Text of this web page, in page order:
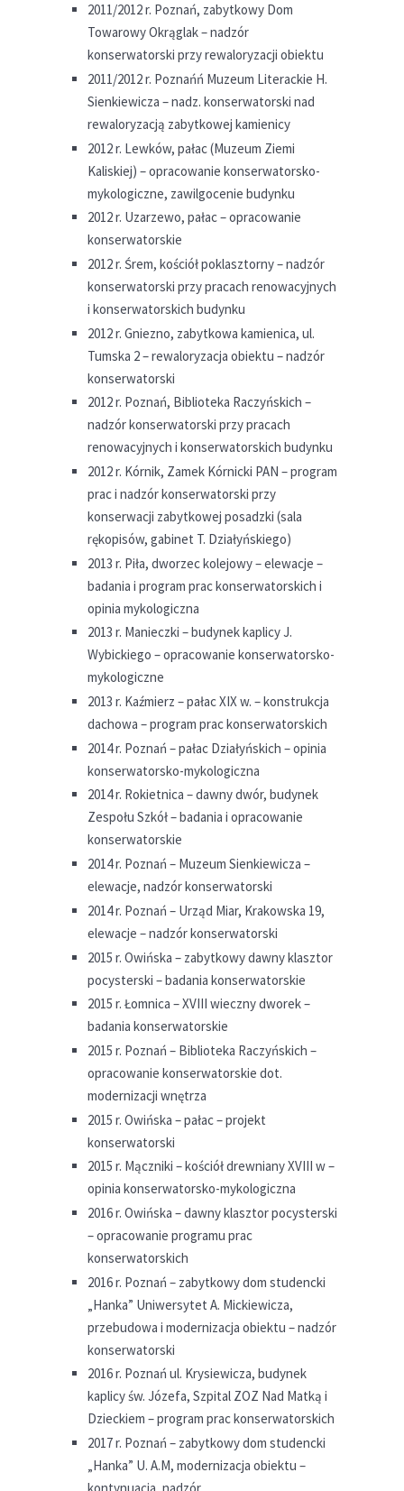
2011/2012 r. Poznań, zabytkowy Dom
Towarowy Okrąglak – nadzór
konserwatorski przy rewaloryzacji obiektu
2011/2012 r. Poznańń Muzeum Literackie H.
Sienkiewicza – nadz. konserwatorski nad
rewaloryzacją zabytkowej kamienicy
2012 r. Lewków, pałac (Muzeum Ziemi
Kaliskiej) – opracowanie konserwatorsko-
mykologiczne, zawilgocenie budynku
2012 r. Uzarzewo, pałac – opracowanie
konserwatorskie
2012 r. Śrem, kościół poklasztorny – nadzór
konserwatorski przy pracach renowacyjnych
i konserwatorskich budynku
2012 r. Gniezno, zabytkowa kamienica, ul.
Tumska 2 – rewaloryzacja obiektu – nadzór
konserwatorski
2012 r. Poznań, Biblioteka Raczyńskich –
nadzór konserwatorski przy pracach
renowacyjnych i konserwatorskich budynku
2012 r. Kórnik, Zamek Kórnicki PAN – program
prac i nadzór konserwatorski przy
konserwacji zabytkowej posadzki (sala
rękopisów, gabinet T. Działyńskiego)
2013 r. Piła, dworzec kolejowy – elewacje –
badania i program prac konserwatorskich i
opinia mykologiczna
2013 r. Manieczki – budynek kaplicy J.
Wybickiego – opracowanie konserwatorsko-
mykologiczne
2013 r. Kaźmierz – pałac XIX w. – konstrukcja
dachowa – program prac konserwatorskich
2014 r. Poznań – pałac Działyńskich – opinia
konserwatorsko-mykologiczna
2014 r. Rokietnica – dawny dwór, budynek
Zespołu Szkół – badania i opracowanie
konserwatorskie
2014 r. Poznań – Muzeum Sienkiewicza –
elewacje, nadzór konserwatorski
2014 r. Poznań – Urząd Miar, Krakowska 19,
elewacje – nadzór konserwatorski
2015 r. Owińska – zabytkowy dawny klasztor
pocysterski – badania konserwatorskie
2015 r. Łomnica – XVIII wieczny dworek –
badania konserwatorskie
2015 r. Poznań – Biblioteka Raczyńskich –
opracowanie konserwatorskie dot.
modernizacji wnętrza
2015 r. Owińska – pałac – projekt
konserwatorski
2015 r. Mączniki – kościół drewniany XVIII w –
opinia konserwatorsko-mykologiczna
2016 r. Owińska – dawny klasztor pocysterski
– opracowanie programu prac
konserwatorskich
2016 r. Poznań – zabytkowy dom studencki
„Hanka” Uniwersytet A. Mickiewicza,
przebudowa i modernizacja obiektu – nadzór
konserwatorski
2016 r. Poznań ul. Krysiewicza, budynek
kaplicy św. Józefa, Szpital ZOZ Nad Matką i
Dzieckiem – program prac konserwatorskich
2017 r. Poznań – zabytkowy dom studencki
„Hanka” U. A.M, modernizacja obiektu –